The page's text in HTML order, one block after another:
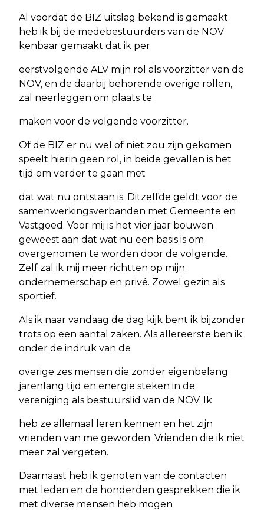
Al voordat de BIZ uitslag bekend is gemaakt
heb ik bij de medebestuurders van de NOV
kenbaar gemaakt dat ik per
eerstvolgende ALV mijn rol als voorzitter van de
NOV, en de daarbij behorende overige rollen,
zal neerleggen om plaats te
maken voor de volgende voorzitter.
Of de BIZ er nu wel of niet zou zijn gekomen
speelt hierin geen rol, in beide gevallen is het
tijd om verder te gaan met
dat wat nu ontstaan is. Ditzelfde geldt voor de
samenwerkingsverbanden met Gemeente en
Vastgoed. Voor mij is het vier jaar bouwen
geweest aan dat wat nu een basis is om
overgenomen te worden door de volgende.
Zelf zal ik mij meer richtten op mijn
ondernemerschap en privé. Zowel gezin als
sportief.
Als ik naar vandaag de dag kijk bent ik bijzonder
trots op een aantal zaken. Als allereerste ben ik
onder de indruk van de
overige zes mensen die zonder eigenbelang
jarenlang tijd en energie steken in de
vereniging als bestuurslid van de NOV. Ik
heb ze allemaal leren kennen en het zijn
vrienden van me geworden. Vrienden die ik niet
meer zal vergeten.
Daarnaast heb ik genoten van de contacten
met leden en de honderden gesprekken die ik
met diverse mensen heb mogen